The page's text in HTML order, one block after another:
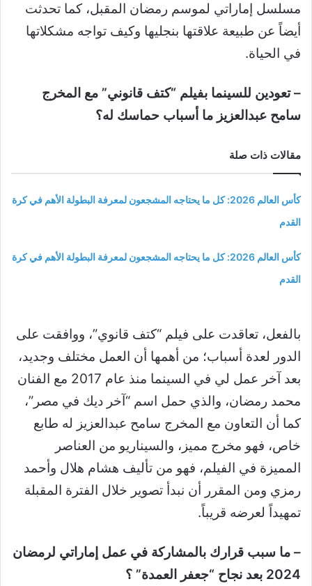
مسلسل إماراتي لموسم رمضان المقبل، كما تحدثت
أيضاً عن طبيعة علاقتها بنجليها وكيف تواجه مشكلاتها
في الحياة.
– تعودين للسينما بفيلم “كتف قانوني” مع المخرج
سامح عبدالعزيز ما أسباب حماسك له؟
مقالات ذات صلة
كأس العالم 2026: كل ما يحتاجه المشجعون لمعرفة البطولة الأهم في كرة
القدم
كأس العالم 2026: كل ما يحتاجه المشجعون لمعرفة البطولة الأهم في كرة
القدم
بالفعل، تعاقدت على فيلم “كتف قانوي”، ووافقت على
الدور لعدة أسباب؛ من أهمها أن العمل مختلف وجديد،
بعد آخر عمل لي في السينما منذ عام 2017 مع الفنان
محمد رمضان، والذي حمل اسم “آخر ديك في مصر”،
كما أن التعاون مع المخرج سامح عبدالعزيز له طابع
خاص، فهو مخرج مميز، والسيناريو من العناصر
المميزة في الفيلم، فهو من تأليف هشام هلال وأحمد
رمزي ومن المقرر أن نبدأ تصوير خلال الفترة المقبلة
تمهيداً لعرضه قريباً.
– ما سبب قرارك بالمشاركة في عمل إماراتي لرمضان
2024 بعد نجاح “جعفر العمدة” ؟